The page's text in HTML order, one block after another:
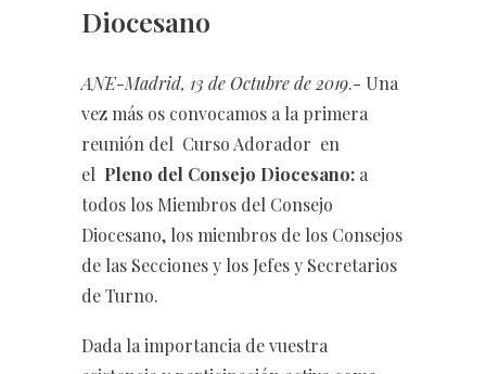
Diocesano
ANE-Madrid, 13 de Octubre de 2019.- Una
vez más os convocamos a la primera
reunión del Curso Adorador en
el Pleno del Consejo Diocesano: a
todos los Miembros del Consejo
Diocesano, los miembros de los Consejos
de las Secciones y los Jefes y Secretarios
de Turno.
Dada la importancia de vuestra